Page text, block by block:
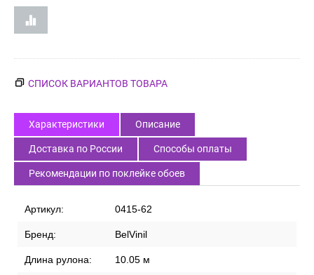
СПИСОК ВАРИАНТОВ ТОВАРА
Характеристики Описание
Доставка по России Способы оплаты
Рекомендации по поклейке обоев
Артикул: 0415-62
Бренд: BelVinil
Длина рулона: 10.05 м